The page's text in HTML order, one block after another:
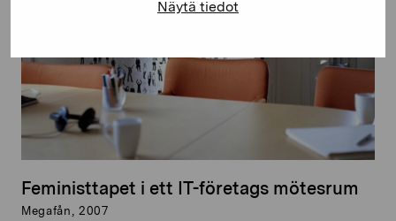
Näytä tiedot
Feministtapet i ett IT-företags mötesrum
Megafån, 2007